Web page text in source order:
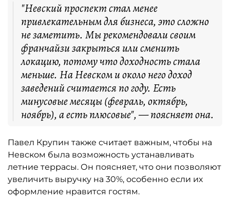
"Невский проспект стал менее
привлекательным для бизнеса, это сложно
не заметить. Мы рекомендовали своим
франчайзи закрыться или сменить
локацию, потому что доходность стала
меньше. На Невском и около него доход
заведений считается по году. Есть
минусовые месяцы (февраль, октябрь,
ноябрь), а есть плюсовые", — поясняет она.
Павел Крупин также считает важным, чтобы на
Невском была возможность устанавливать
летние террасы. Он поясняет, что они позволяют
увеличить выручку на 30%, особенно если их
оформление нравится гостям.